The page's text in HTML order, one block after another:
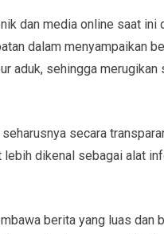
dan media online saat ini
dalam menyampaikan
aduk, sehingga merugikan
secara
lebih dikenal sebagai alat
berita yang luas dan